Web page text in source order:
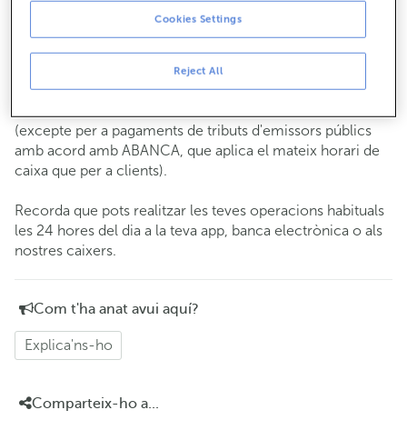
Operacions amb efectiu
Clients: de dilluns a divendres de 8:15 a 11:00
Si no ets client, l'horari de caixa serà elsdimarts i dijous
(excepte per a pagaments de tributs d'emissors públics
amb acord amb ABANCA, que aplica el mateix horari de
caixa que per a clients).
Recorda que pots realitzar les teves operacions habituals
les 24 hores del dia a la teva app, banca electrònica o als
nostres caixers.
Com t'ha anat avui aquí?
Explica'ns-ho
Comparteix-ho a...
Reject All
Cookies Settings